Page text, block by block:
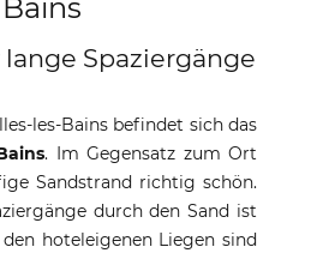
Bains
Spaziergänge
les-Bains befindet sich das
. Im Gegensatz zum Ort
Sandstrand richtig schön.
durch den Sand ist
hoteleigenen Liegen sind